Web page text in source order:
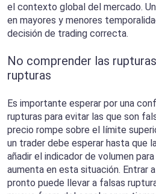
el contexto global del mercado.
en mayores y menores
decisión de trading correcta.
No comprender las
rupturas
Es importante esperar por una
rupturas para evitar las que son
precio rompe sobre el límite
un trader debe esperar hasta que
añadir el indicador de volumen
aumenta en esta situación. Entrar
pronto puede llevar a falsas